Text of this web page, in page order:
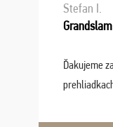
Stefan I.
Ďakujeme
spomínať a